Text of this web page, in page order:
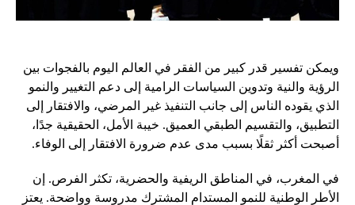
ويمكن تفسير قدر كبير من الفقر في العالم اليوم بالفجوات بين
الرؤية والنية وتدوين السياسات الرامية إلى دعم التغيير والنمو
الذي يقوده الناس إلى جانب التنفيذ غير المرضي، والافتقار إلى
التطبيق، والتقسيم الطبقي العميق. خيبة الأمل، الحقيقية جدًا،
أصبحت أكثر ثقلًا بسبب مدى عدم ضرورة الافتقار إلى الوفاء.
في المغرب، في المناطق الريفية والحضرية، تكثر الفرص. إن
الأطر الوطنية للنمو المستدام المشترك مدروسة وواضحة. يعتز